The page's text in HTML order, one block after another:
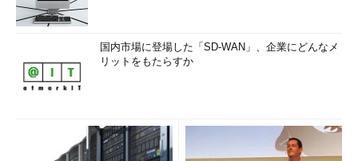
国内市場に登場した「SD-WAN」、企業にどんなメ
リットをもたらすか